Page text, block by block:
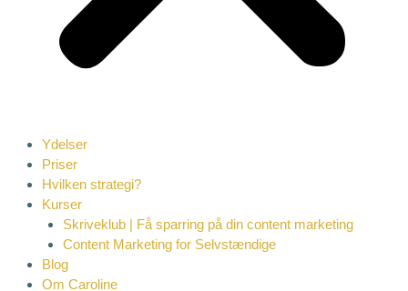
Ydelser
Priser
Hvilken strategi?
Kurser
Skriveklub | Få sparring på din content marketing
Content Marketing for Selvstændige
Blog
Om Caroline